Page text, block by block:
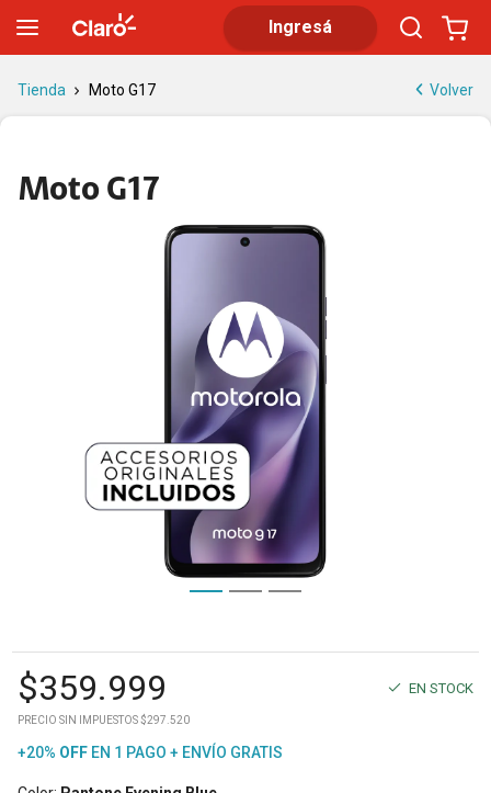
Ingresá
Tienda Moto G17 Volver
Moto G17
$359.999 EN STOCK
PRECIO SIN IMPUESTOS $297.520
+20% OFF EN 1 PAGO + ENVÍO GRATIS
Moto G17 con NFC | Claro